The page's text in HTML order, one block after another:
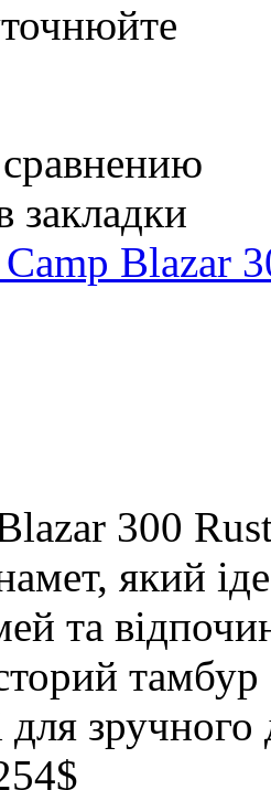
закладки
Blazar
300
який
та
тамбур
для